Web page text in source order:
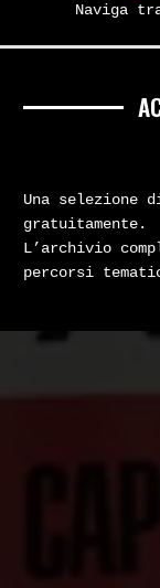
Naviga
Una selezione
gratuitamente.
L’archivio
percorsi